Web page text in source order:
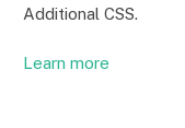
Additional CSS.
Learn more